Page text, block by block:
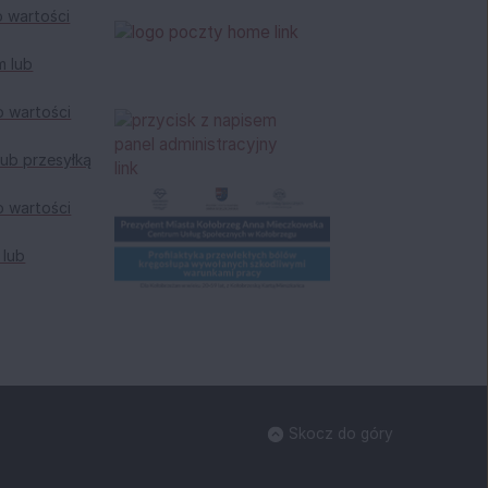
wartości
lub
wartości
przesyłką
wartości
Skocz do góry